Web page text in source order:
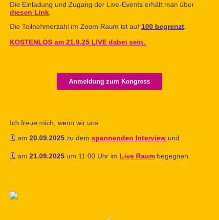
Die Einladung und Zugang der Live-Events erhält man über
diesen Link
Die Teilnehmerzahl im Zoom Raum ist auf 100 begrenzt
KOSTENLOS am 21.9.25 LIVE dabei sein.
Anmeldung zum Kongress
Ich freue mich, wenn wir uns
🗓️ am 20.09.2025 zu dem spannenden Interview und
🗓️ am 21.09.2025 um 11:00 Uhr im Live Raum begegnen.